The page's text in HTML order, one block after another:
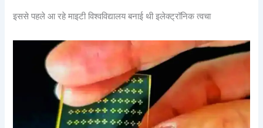
इससे पहले आ रहे माइटी विश्वविद्यालय बनाई थी इलेक्ट्रॉनिक त्वचा